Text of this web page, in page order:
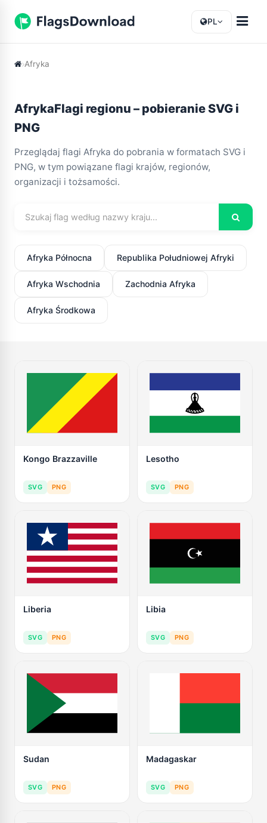
PL
Afryka
AfrykaFlagi regionu – pobieranie SVG i
PNG
Przeglądaj flagi Afryka do pobrania w formatach SVG i
PNG, w tym powiązane flagi krajów, regionów,
organizacji i tożsamości.
Afryka Północna Republika Południowej Afryki
Afryka Wschodnia Zachodnia Afryka
Afryka Środkowa
Kongo Brazzaville
SVG PNG
Lesotho
SVG PNG
Liberia
SVG PNG
Libia
SVG PNG
Sudan
SVG PNG
Madagaskar
SVG PNG